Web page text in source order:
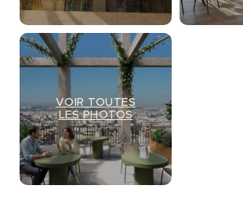
VOIR TOUTES
LES PHOTOS